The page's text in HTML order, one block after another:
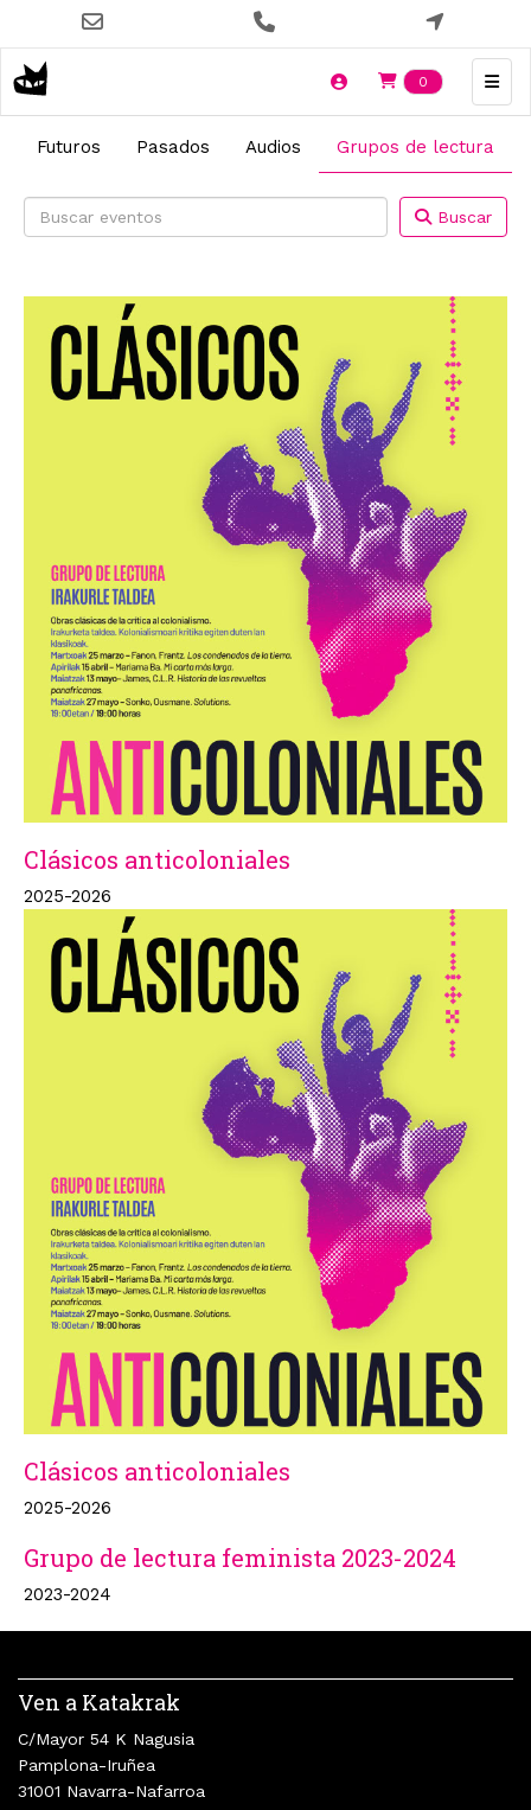
contenido
principal
0 Items en
Futuros Pasados Audios Grupos de lectura
Buscar
Clásicos anticoloniales
2025-2026
Clásicos anticoloniales
2025-2026
Grupo de lectura feminista 2023-2024
2023-2024
Ven a Katakrak
C/Mayor 54 K Nagusia
Pamplona-Iruñea
31001 Navarra-Nafarroa